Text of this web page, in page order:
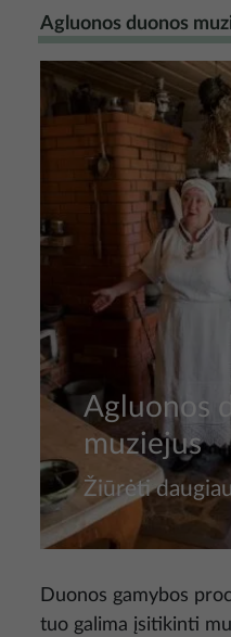
Agluonos duonos
Agluonos
muziejus
Žiūrėti daugiau
Duonos gamybos
tuo galima įsitikinti